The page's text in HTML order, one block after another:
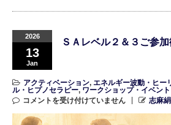
2026
13
Jan
ＳＡレベル２＆３ご参
アクティベーション, エネルギー波動・ヒー
ル・ヒプノセラピー, ワークショップ・イベント
コメントを受け付けていません
志麻